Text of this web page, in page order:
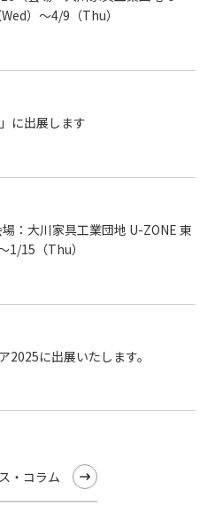
）〜4/9（Thu）
に出展します
：大川家具工業団地 U-ZONE 東
15（Thu）
2025に出展いたします。
・コラム